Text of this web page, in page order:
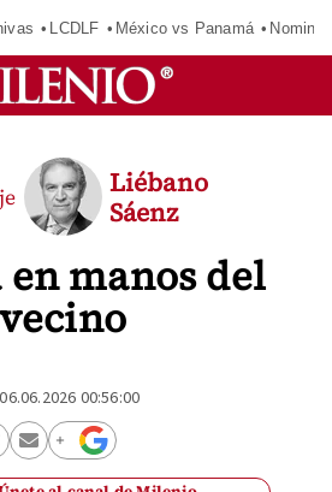
LCDLF México vs Panamá
manos del
vecino
Liébano
Sáenz
06.06.2026 00:56:00